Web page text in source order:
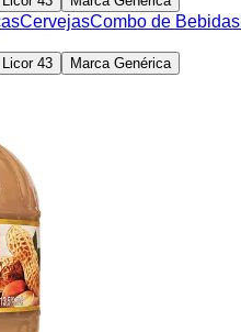
CervejasCombo de Bebidas
Licor 43 Marca Genérica